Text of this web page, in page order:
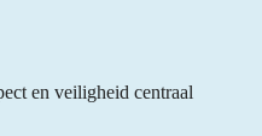
en veiligheid centraal